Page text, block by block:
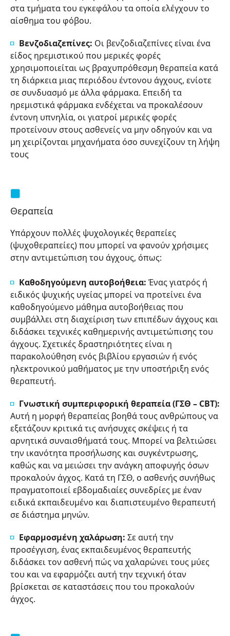
στα τμήματα του εγκεφάλου τα οποία ελέγχουν το
αίσθημα του φόβου.
Βενζοδιαζεπίνες: Οι βενζοδιαζεπίνες είναι ένα
είδος ηρεμιστικού που μερικές φορές
χρησιμοποιείται ως βραχυπρόθεσμη θεραπεία κατά
τη διάρκεια μιας περιόδου έντονου άγχους, ενίοτε
σε συνδυασμό με άλλα φάρμακα. Επειδή τα
ηρεμιστικά φάρμακα ενδέχεται να προκαλέσουν
έντονη υπνηλία, οι γιατροί μερικές φορές
προτείνουν στους ασθενείς να μην οδηγούν και να
μη χειρίζονται μηχανήματα όσο συνεχίζουν τη λήψη
τους
Θεραπεία
Υπάρχουν πολλές ψυχολογικές θεραπείες
(ψυχοθεραπείες) που μπορεί να φανούν χρήσιμες
στην αντιμετώπιση του άγχους, όπως:
Καθοδηγούμενη αυτοβοήθεια: Ένας γιατρός ή
ειδικός ψυχικής υγείας μπορεί να προτείνει ένα
καθοδηγούμενο μάθημα αυτοβοήθειας που
συμβάλλει στη διαχείριση των επιπέδων άγχους και
διδάσκει τεχνικές καθημερινής αντιμετώπισης του
άγχους. Σχετικές δραστηριότητες είναι η
παρακολούθηση ενός βιβλίου εργασιών ή ενός
ηλεκτρονικού μαθήματος με την υποστήριξη ενός
θεραπευτή.
Γνωστική συμπεριφορική θεραπεία (ΓΣΘ – CBT):
Αυτή η μορφή θεραπείας βοηθά τους ανθρώπους να
εξετάζουν κριτικά τις ανήσυχες σκέψεις ή τα
αρνητικά συναισθήματά τους. Μπορεί να βελτιώσει
την ικανότητα προσήλωσης και συγκέντρωσης,
καθώς και να μειώσει την ανάγκη αποφυγής όσων
προκαλούν άγχος. Κατά τη ΓΣΘ, ο ασθενής συνήθως
πραγματοποιεί εβδομαδιαίες συνεδρίες με έναν
ειδικά εκπαιδευμένο και διαπιστευμένο θεραπευτή
σε διάστημα μηνών.
Εφαρμοσμένη χαλάρωση: Σε αυτή την
προσέγγιση, ένας εκπαιδευμένος θεραπευτής
διδάσκει τον ασθενή πώς να χαλαρώνει τους μύες
του και να εφαρμόζει αυτή την τεχνική όταν
βρίσκεται σε καταστάσεις που του προκαλούν
άγχος.